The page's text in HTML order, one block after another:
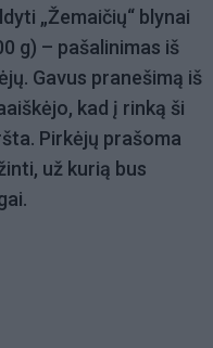
„Žemaičių“ blynai
g) – pašalinimas iš
Gavus pranešimą iš
kad į rinką ši
Pirkėjų prašoma
už kurią bus